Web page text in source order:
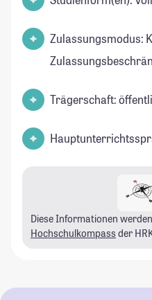
Zulassungsmodus:
Trägerschaft:
Diese Informationen
Hochschulkompass der